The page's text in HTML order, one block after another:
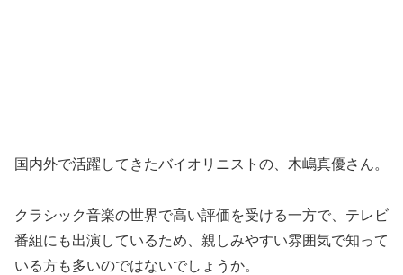
国内外で活躍してきたバイオリニストの、木嶋真優さん。
クラシック音楽の世界で高い評価を受ける一方で、テレビ
番組にも出演しているため、親しみやすい雰囲気で知って
いる方も多いのではないでしょうか。